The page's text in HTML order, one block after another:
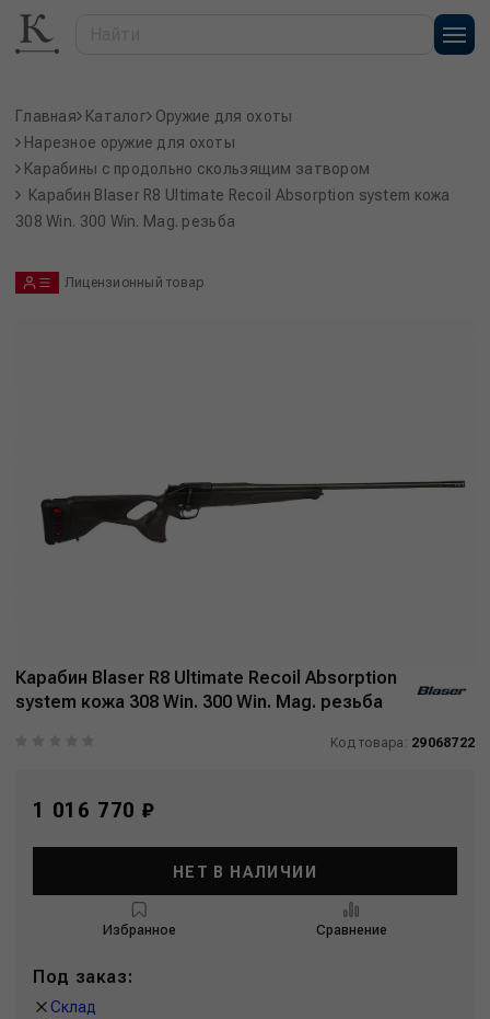
Главная Каталог Оружие для охоты
Нарезное оружие для охоты
Карабины с продольно скользящим затвором
Карабин Blaser R8 Ultimate Recoil Absorption system кожа
308 Win. 300 Win. Mag. резьба
Лицензионный товар
Карабин Blaser R8 Ultimate Recoil Absorption
system кожа 308 Win. 300 Win. Mag. резьба
Код товара: 29068722
1 016 770 ₽
НЕТ В НАЛИЧИИ
Избранное Сравнение
Под заказ:
Склад